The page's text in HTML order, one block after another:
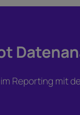
Reporting mit